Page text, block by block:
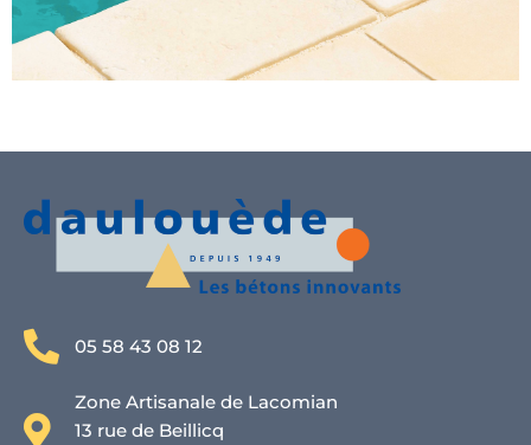
05 58 43 08 12
Zone Artisanale de Lacomian
13 rue de Beillicq